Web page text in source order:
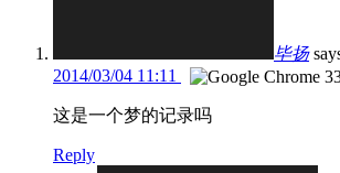
毕扬
2014/03/04 11:11
这是一个梦的记录吗
Reply